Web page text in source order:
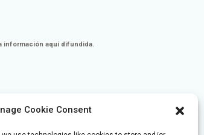
Cookie Consent
información aquí difundida.